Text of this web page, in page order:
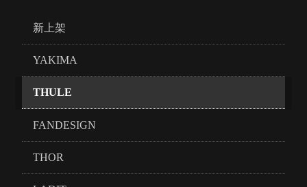
新上架
YAKIMA
THULE
FANDESIGN
THOR